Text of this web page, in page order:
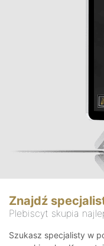
Znajdź
Plebiscyt skupia
Szukasz specjalisty w